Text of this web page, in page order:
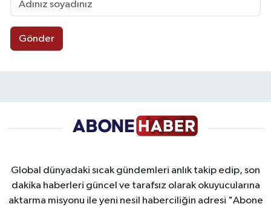
Gönder
Global dünyadaki sıcak gündemleri anlık takip edip, son
dakika haberleri güncel ve tarafsız olarak okuyucularına
aktarma misyonu ile yeni nesil haberciliğin adresi "Abone